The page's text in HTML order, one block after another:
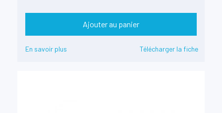
Ajouter au panier
En savoir plus Télécharger la fiche